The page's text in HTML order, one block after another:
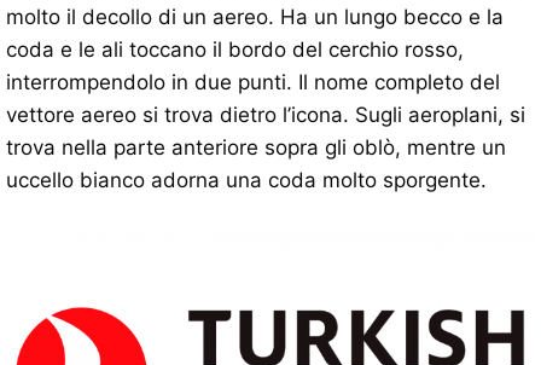
molto il decollo di un aereo. Ha un lungo becco e la
coda e le ali toccano il bordo del cerchio rosso,
interrompendolo in due punti. Il nome completo del
vettore aereo si trova dietro l’icona. Sugli aeroplani, si
trova nella parte anteriore sopra gli oblò, mentre un
uccello bianco adorna una coda molto sporgente.